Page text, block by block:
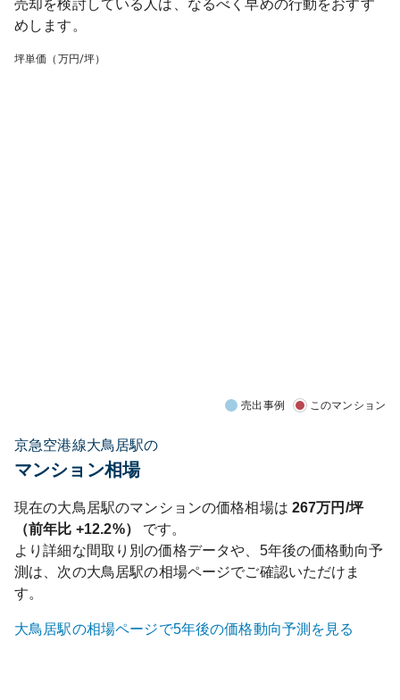
売却を検討している人は、なるべく早めの行動をおすす
めします。
坪単価（万円/坪）
売出事例 このマンション
京急空港線大鳥居駅の
マンション相場
現在の大鳥居駅のマンションの価格相場は 267万円/坪
（前年比 +12.2%）
です。
より詳細な間取り別の価格データや、5年後の価格動向予
測は、次の大鳥居駅の相場ページでご確認いただけま
す。
大鳥居駅の相場ページで5年後の価格動向予測を見る